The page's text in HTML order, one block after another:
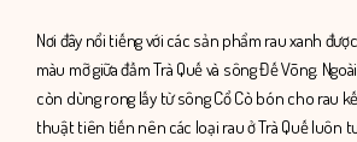
Nơi đây nổi tiếng với các sản phẩm rau xanh
màu mỡ giữa đầm Trà Quế và sông Đế Võng.
còn dùng rong lấy từ sông Cổ Cò bón cho rau
thuật tiên tiến nên các loại rau ở Trà Quế luôn